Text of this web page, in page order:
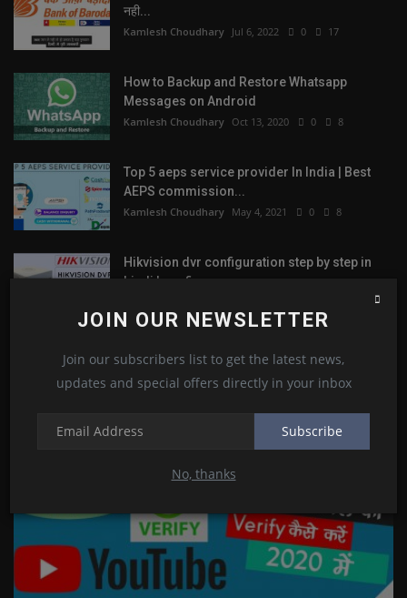
JOIN OUR NEWSLETTER
Join our subscribers list to get the latest news,
updates and special offers directly in your inbox
Subscribe
No, thanks
नही...
Kamlesh Choudhary Jul 6, 2022 0 17
How to Backup and Restore Whatsapp
Messages on Android
Kamlesh Choudhary Oct 13, 2020 0 8
Top 5 aeps service provider In India | Best
AEPS commission...
Kamlesh Choudhary May 4, 2021 0 8
Hikvision dvr configuration step by step in
hindi | configure...
RANDOM POSTS
Fintech